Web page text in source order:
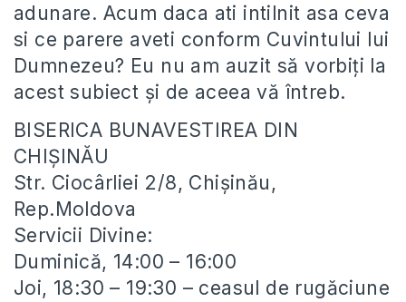
adunare. Acum daca ati intilnit asa ceva
si ce parere aveti conform Cuvintului lui
Dumnezeu? Eu nu am auzit să vorbiți la
acest subiect și de aceea vă întreb.
BISERICA BUNAVESTIREA DIN
CHIȘINĂU
Str. Ciocârliei 2/8, Chișinău,
Rep.Moldova
Servicii Divine:
Duminică, 14:00 – 16:00
Joi, 18:30 – 19:30 – ceasul de rugăciune